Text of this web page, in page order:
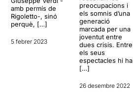
amb permís de
Rigoletto-, sinó
perquè, […]
5 febrer 2023
preocupacions i
els somnis d’una
generació
marcada per una
joventut entre
dues crisis. Entre
els seus
espectacles hi ha
[…]
26 desembre 2022